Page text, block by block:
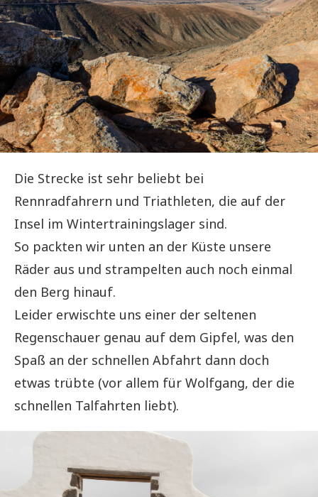
Die Strecke ist sehr beliebt bei
Rennradfahrern und Triathleten, die auf der
Insel im Wintertrainingslager sind.
So packten wir unten an der Küste unsere
Räder aus und strampelten auch noch einmal
den Berg hinauf.
Leider erwischte uns einer der seltenen
Regenschauer genau auf dem Gipfel, was den
Spaß an der schnellen Abfahrt dann doch
etwas trübte (vor allem für Wolfgang, der die
schnellen Talfahrten liebt).